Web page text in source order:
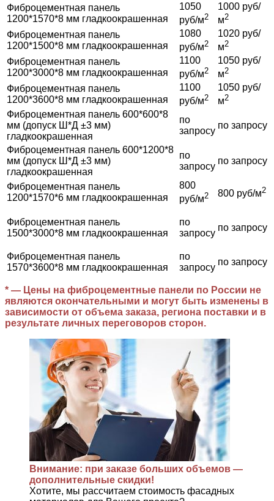
Фиброцементная панель
1200*1570*8 мм гладкоокрашенная
1050
руб/м2
1000 руб/
м2
Фиброцементная панель
1200*1500*8 мм гладкоокрашенная
1080
руб/м2
1020 руб/
м2
Фиброцементная панель
1200*3000*8 мм гладкоокрашенная
1100
руб/м2
1050 руб/
м2
Фиброцементная панель
1200*3600*8 мм гладкоокрашенная
1100
руб/м2
1050 руб/
м2
Фиброцементная панель 600*600*8
мм (допуск Ш*Д ±3 мм)
гладкоокрашенная
по
запросу
по запросу
Фиброцементная панель 600*1200*8
мм (допуск Ш*Д ±3 мм)
гладкоокрашенная
по
запросу
по запросу
Фиброцементная панель
1200*1570*6 мм гладкоокрашенная
800
руб/м2 800 руб/м2
Фиброцементная панель
1500*3000*8 мм гладкоокрашенная
по
запросу
по запросу
Фиброцементная панель
1570*3600*8 мм гладкоокрашенная
по
запросу
по запросу
* — Цены на фиброцементные панели по России не
являются окончательными и могут быть изменены в
зависимости от объема заказа, региона поставки и в
результате личных переговоров сторон.
Внимание: при заказе больших объемов —
дополнительные скидки!
Хотите, мы рассчитаем стоимость фасадных